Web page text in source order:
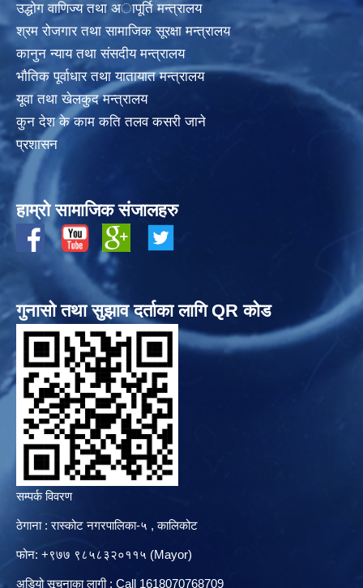
उद्धोग वाणिज्य तथा अापूर्ति मन्त्रालय
श्रम रोजगार तथा सामाजिक सूरक्षा मन्त्रालय
कानुन न्याय तथा संसदीय मन्त्रालय
भाैतिक पूर्वाधार तथा यातायात मन्त्रालय
यूवा तथा खेलकुद मन्त्रालय
कुन देश के काम कति तलव कसरी जाने
प्रशासन
हाम्रो सामाजिक संजालहरु
गुनासो तथा सुझाव दर्ताका लागि QR कोड
सम्पर्क विवरण
ठेगाना : रास्कोट नगरपालिका-५ , कालिकोट
फोन: +९७७ ९८५८३२०११५ (Mayor)
अडियो सूचनाका लागी : Call 1618070768709